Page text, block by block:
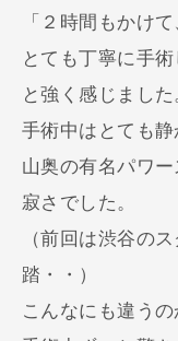
「２時間もかけ
とても丁寧に手術
と強く感じました
手術中はとても静
山奥の有名パワ
寂さでした。
（前回は渋谷の
踏・・）
こんなにも違うの